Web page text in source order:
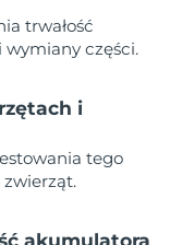
trwałość
części.
i
tego
akumulatora